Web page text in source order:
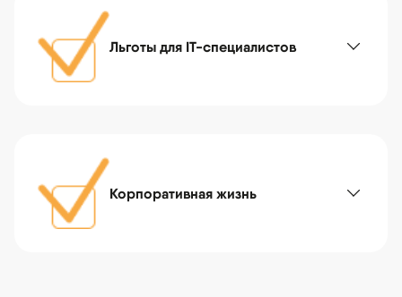
Льготы для IT-специалистов
Корпоративная жизнь